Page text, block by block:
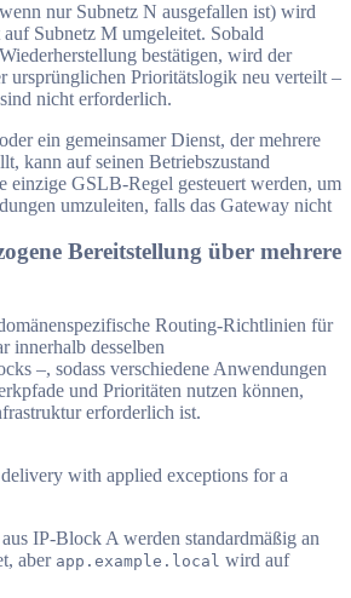
nur Subnetz N ausgefallen ist) wird
Subnetz M umgeleitet. Sobald
bestätigen, wird der
ursprünglichen Prioritätslogik neu verteilt –
nicht erforderlich.
ein gemeinsamer Dienst, der mehrere
kann auf seinen Betriebszustand
einzige GSLB-Regel gesteuert werden, um
umzuleiten, falls das Gateway nicht
Bereitstellung über mehrere
Routing-Richtlinien für
innerhalb desselben
–, sodass verschiedene Anwendungen
und Prioritäten nutzen können,
erforderlich ist.
with applied exceptions for a
IP-Block A werden standardmäßig an
aber app.example.local wird auf